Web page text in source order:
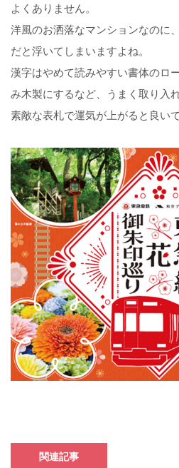
よくありません。
洋風のお洒落なマンションなのに
だと浮いてしまいますよね。
漢字はやめて読みやすい書体のロ
み木製にするなど、うまく取り入
素敵な表札で運気が上がると良い
関連記事